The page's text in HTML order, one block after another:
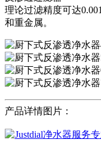
理论过滤精度可达
和重金属。
产品详情图片：